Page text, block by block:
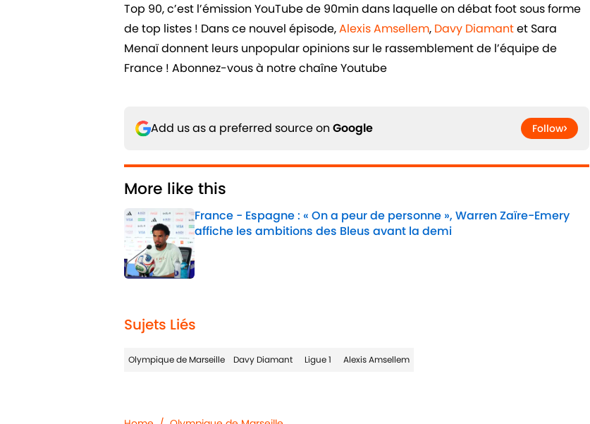
Top 90, c’est l’émission YouTube de 90min dans laquelle on débat foot sous forme
de top listes ! Dans ce nouvel épisode,Alexis Amsellem, Davy Diamantet Sara
Menaï donnent leurs unpopular opinions sur le rassemblement de l’équipe de
France ! Abonnez-vous à notre chaîne Youtube
Add us as a preferred source on Google Follow
More like this
France - Espagne : « On a peur de personne », Warren Zaïre-Emery
affiche les ambitions des Bleus avant la demi
Sujets Liés
Olympique de Marseille Davy Diamant Ligue 1 Alexis Amsellem